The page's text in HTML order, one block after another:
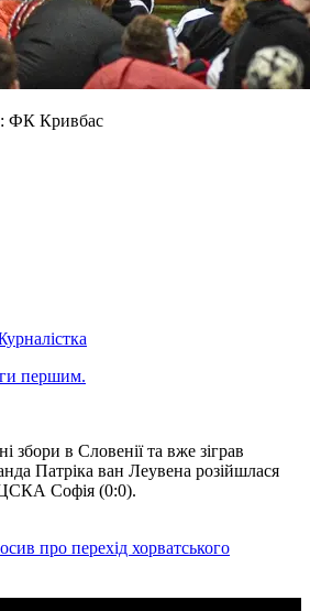
ФК Кривбас
першим.
збори в Словенії та вже зіграв
Патріка ван Леувена розійшлася
Софія (0:0).
про перехід хорватського